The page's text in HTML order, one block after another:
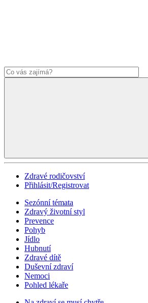
Zdravé rodičovství
Přihlásit/Registrovat
Sezónní témata
Zdravý životní styl
Prevence
Pohyb
Jídlo
Hubnutí
Zdravé dítě
Duševní zdraví
Nemoci
Pohled lékaře